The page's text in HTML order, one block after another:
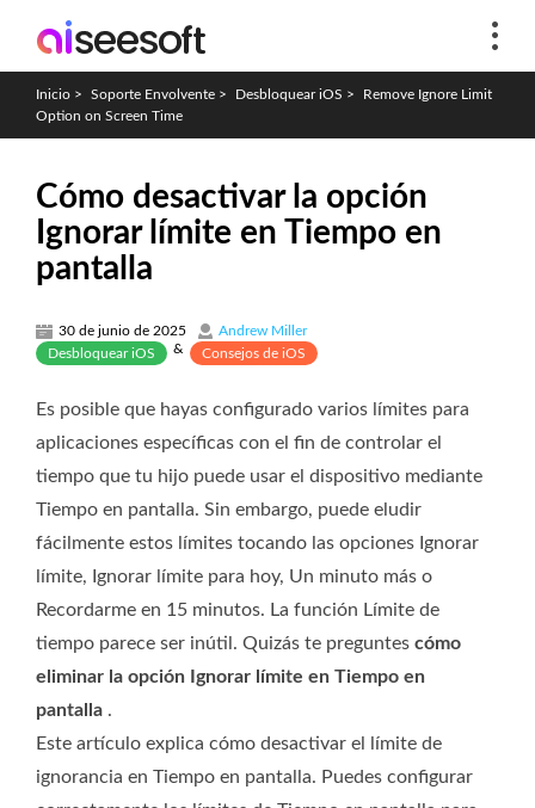
Inicio > Soporte Envolvente > Desbloquear iOS >
Remove Ignore Limit
Option on Screen Time
Cómo desactivar la opción
Ignorar límite en Tiempo en
pantalla
30 de junio de 2025
Andrew Miller
Desbloquear iOS
& Consejos de iOS
Es posible que hayas configurado varios límites para
aplicaciones específicas con el fin de controlar el
tiempo que tu hijo puede usar el dispositivo mediante
Tiempo en pantalla. Sin embargo, puede eludir
fácilmente estos límites tocando las opciones Ignorar
límite, Ignorar límite para hoy, Un minuto más o
Recordarme en 15 minutos. La función Límite de
tiempo parece ser inútil. Quizás te preguntes cómo
eliminar la opción Ignorar límite en Tiempo en
pantalla .
Este artículo explica cómo desactivar el límite de
ignorancia en Tiempo en pantalla. Puedes configurar